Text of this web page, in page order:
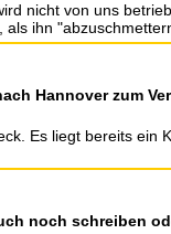
nicht von uns
ihn
Hannover zum
Es liegt bereits
noch schreiben